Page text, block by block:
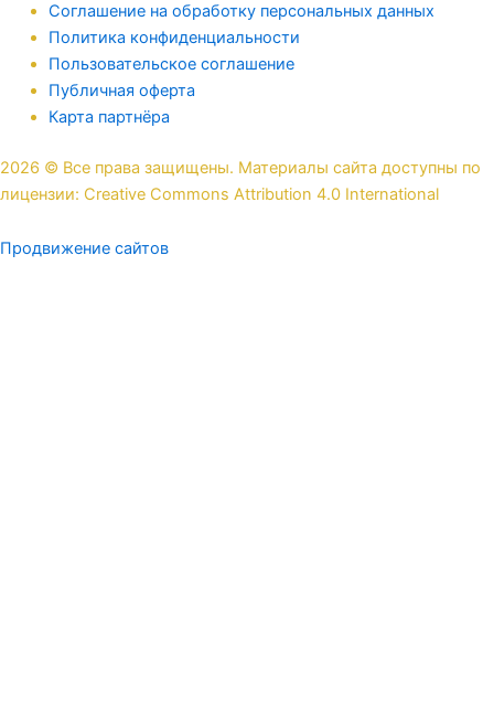
Соглашение на обработку персональных данных
Политика конфиденциальности
Пользовательское соглашение
Публичная оферта
Карта партнёра
2026 © Все права защищены. Материалы сайта доступны по
лицензии: Creative Commons Attribution 4.0 International
Продвижение сайтов